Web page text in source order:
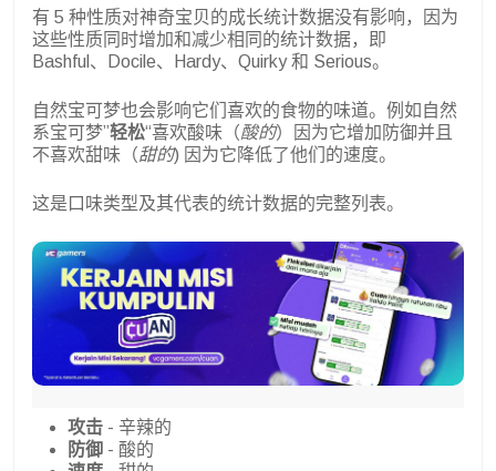
有 5 种性质对神奇宝贝的成长统计数据没有影响，因为
这些性质同时增加和减少相同的统计数据，即
Bashful、Docile、Hardy、Quirky 和 Serious。
自然宝可梦也会影响它们喜欢的食物的味道。例如自然
系宝可梦”轻松“喜欢酸味（酸的）因为它增加防御并且
不喜欢甜味（甜的) 因为它降低了他们的速度。
这是口味类型及其代表的统计数据的完整列表。
攻击 - 辛辣的
防御 - 酸的